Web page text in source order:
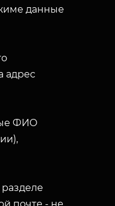
данные
адрес
ФИО